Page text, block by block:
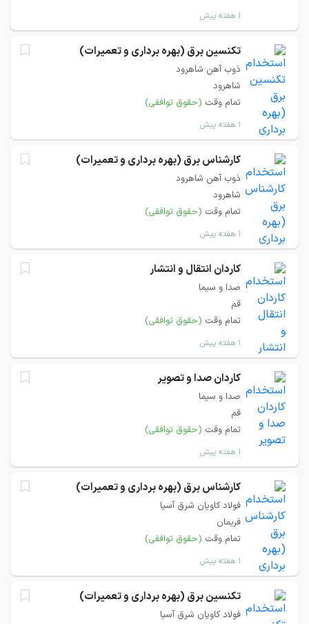
۱ هفته پیش
تکنسین برق (بهره برداری و تعمیرات)
ذوب آهن شاهرود
شاهرود
تمام وقت (حقوق توافقی)
۱ هفته پیش
کارشناس برق (بهره برداری و تعمیرات)
ذوب آهن شاهرود
شاهرود
تمام وقت (حقوق توافقی)
۱ هفته پیش
کاردان انتقال و انتشار
صدا و سیما
قم
تمام وقت (حقوق توافقی)
۱ هفته پیش
کاردان صدا و تصویر
صدا و سیما
قم
تمام وقت (حقوق توافقی)
۱ هفته پیش
کارشناس برق (بهره برداری و تعمیرات)
فولاد کاویان شرق آسیا
فریمان
تمام وقت (حقوق توافقی)
۱ هفته پیش
تکنسین برق (بهره برداری و تعمیرات)
فولاد کاویان شرق آسیا